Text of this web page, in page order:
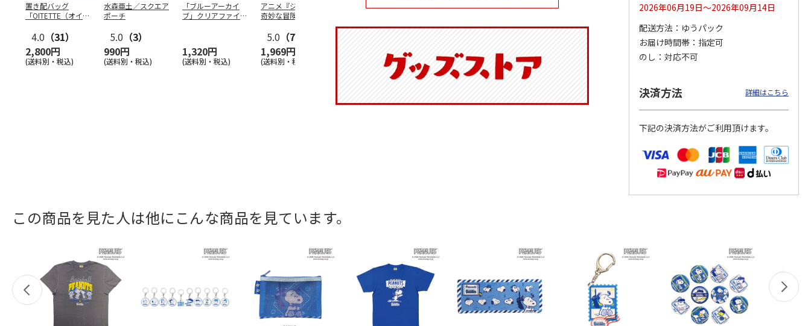
置き配バッグ
「OITETTE（オイテ
4.0 （31）
2,800円
(送料別・税込)
水森亜土／スクエア
ポーチ
5.0 （3）
990円
(送料別・税込)
「ブルーアーカイ
ブ」クリアファイル
1,320円
(送料別・税込)
アニメ『ジョジョの
奇妙な冒険 黄金の
セッ…
5.0 （7）
1,969円
(送料別・税込)
水森亜土／ステッカ
600円
(送料別・税込)
リラックマ／マルチ
（6）
1,100円
(送料別・税込)
令和八年七月場所
【安青錦】
605,000円
(送料・税込)
750円
「犬夜叉」アクリル
（殺生丸）
5.0（4）
3,300円
(送料別・税込)
大谷翔平 THE
2026年06月19日～2026年09月14日
配送方法
ゆうパック
お届け時間帯
指定可
のし
対応不可
決済方法 詳細はこちら
下記の決済方法がご利用頂けます。
この商品を見た人は他にこんな商品を見ています。